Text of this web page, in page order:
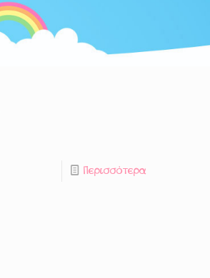
Περισσότερα